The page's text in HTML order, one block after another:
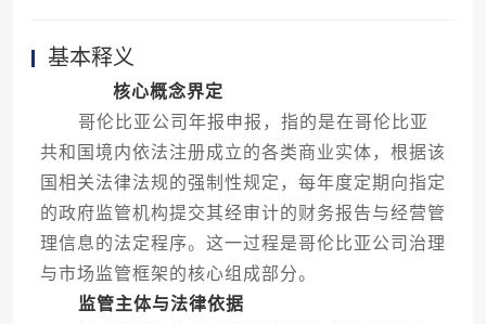
基本释义
核心概念界定
哥伦比亚公司年报申报，指的是在哥伦比亚
共和国境内依法注册成立的各类商业实体，根据该
国相关法律法规的强制性规定，每年度定期向指定
的政府监管机构提交其经审计的财务报告与经营管
理信息的法定程序。这一过程是哥伦比亚公司治理
与市场监管框架的核心组成部分。
监管主体与法律依据